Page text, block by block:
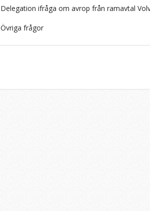
Delegation ifråga om avrop från ramavtal
Övriga frågor